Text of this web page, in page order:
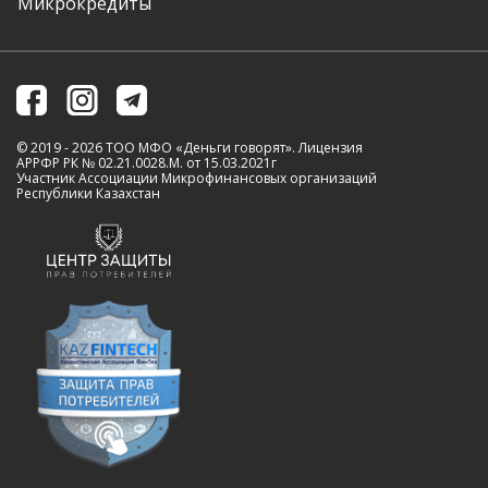
отделении банка.
Личная Касса24.
штрафов, выбрав наиболее удобный способ
© 2019 - 2026 ТОО МФО «Деньги говорят». Лицензия
АРРФР РК № 02.21.0028.M. от 15.03.2021г
Участник Ассоциации Микрофинансовых организаций
Республики Казахстан